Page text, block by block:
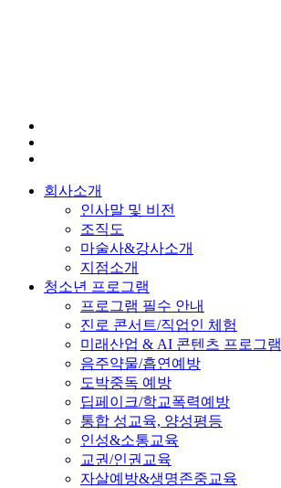
회사소개
인사말 및 비전
조직도
마술사&강사소개
지점소개
청소년 프로그램
프로그램 필수 안내
진로 콘서트/직업인 체험
미래산업 & AI 콘텐츠 프로그램
음주약물/흡연예방
도박중독 예방
딥페이크/학교폭력예방
통합 성교육, 양성평등
인성&소통교육
교권/인권교육
자살예방&생명존중교육